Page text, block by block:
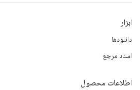
ابزار
دانلودها
اسناد مرجع
اطلاعات محصول